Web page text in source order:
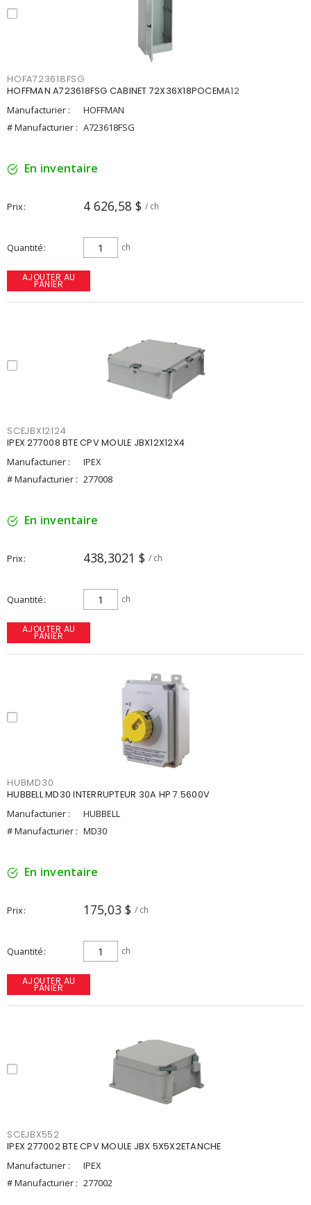
HOFA723618FSG
HOFFMAN A723618FSG CABINET 72X36X18POCEMA12
Manufacturier :
HOFFMAN
# Manufacturier : A723618FSG
En inventaire
Prix 4 626,58 $ / ch
Quantité ch
AJOUTER AU
PANIER
SCEJBX12124
IPEX 277008 BTE CPV MOULE JBX12X12X4
Manufacturier :
IPEX
# Manufacturier : 277008
En inventaire
Prix 438,3021 $ / ch
Quantité ch
AJOUTER AU
PANIER
HUBMD30
HUBBELL MD30 INTERRUPTEUR 30A HP 7.5600V
Manufacturier :
HUBBELL
# Manufacturier : MD30
En inventaire
Prix 175,03 $ / ch
Quantité ch
AJOUTER AU
PANIER
SCEJBX552
IPEX 277002 BTE CPV MOULE JBX 5X5X2ETANCHE
Manufacturier :
IPEX
# Manufacturier : 277002